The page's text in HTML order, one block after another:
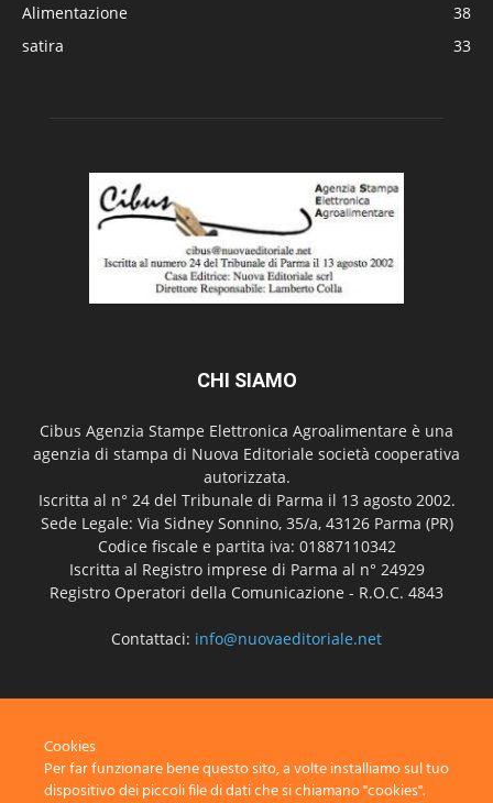
Alimentazione
38
satira
33
CHI SIAMO
Cibus Agenzia Stampe Elettronica Agroalimentare è una
agenzia di stampa di Nuova Editoriale società cooperativa
autorizzata.
Iscritta al n° 24 del Tribunale di Parma il 13 agosto 2002.
Sede Legale: Via Sidney Sonnino, 35/a, 43126 Parma (PR)
Codice fiscale e partita iva: 01887110342
Iscritta al Registro imprese di Parma al n° 24929
Registro Operatori della Comunicazione - R.O.C. 4843
Contattaci: info@nuovaeditoriale.net
Cookies
Per far funzionare bene questo sito, a volte installiamo sul tuo
dispositivo dei piccoli file di dati che si chiamano "cookies".